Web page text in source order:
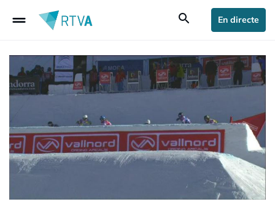
drag_handle search En directe